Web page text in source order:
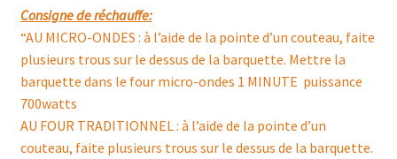
Consigne de réchauffe:
“AU MICRO-ONDES : à l’aide de la pointe d’un couteau, faite
plusieurs trous sur le dessus de la barquette. Mettre la
barquette dans le four micro-ondes 1 MINUTE puissance
700watts
AU FOUR TRADITIONNEL : à l’aide de la pointe d’un
couteau, faite plusieurs trous sur le dessus de la barquette.